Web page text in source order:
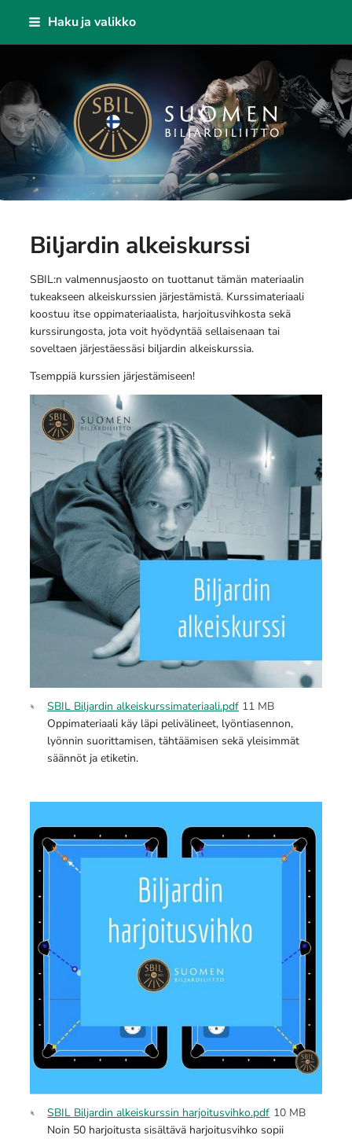
Siirry
Haku ja valikko
Suomen Biljardiliitto ry
Biljardin alkeiskurssi
SBIL:n valmennusjaosto on tuottanut tämän materiaalin
tukeakseen alkeiskurssien järjestämistä. Kurssimateriaali
koostuu itse oppimateriaalista, harjoitusvihkosta sekä
kurssirungosta, jota voit hyödyntää sellaisenaan tai
soveltaen järjestäessäsi biljardin alkeiskurssia.
Tsemppiä kurssien järjestämiseen!
SBIL Biljardin alkeiskurssimateriaali.pdf 11 MB
Oppimateriaali käy läpi pelivälineet, lyöntiasennon,
lyönnin suorittamisen, tähtäämisen sekä yleisimmät
säännöt ja etiketin.
SBIL Biljardin alkeiskurssin harjoitusvihko.pdf 10 MB
Noin 50 harjoitusta sisältävä harjoitusvihko sopii